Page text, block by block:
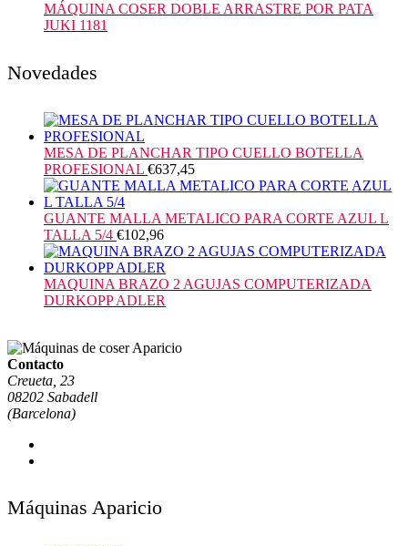
MÁQUINA COSER DOBLE ARRASTRE POR PATA
JUKI 1181
Novedades
MESA DE PLANCHAR TIPO CUELLO BOTELLA
PROFESIONAL €637,45
GUANTE MALLA METALICO PARA CORTE AZUL L
TALLA 5/4 €102,96
MAQUINA BRAZO 2 AGUJAS COMPUTERIZADA
DURKOPP ADLER
Contacto
Creueta, 23
08202 Sabadell
(Barcelona)
Máquinas Aparicio